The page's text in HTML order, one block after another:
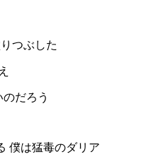
つぶした
だろう
僕は猛毒のダリア